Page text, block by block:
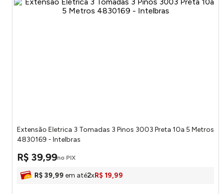
Extensão Eletrica 3 Tomadas 3 Pinos 3003 Preta 10a 5 Metros
4830169 - Intelbras
R$ 39,99no PIX
R$ 39,99 em até2xR$ 19,99